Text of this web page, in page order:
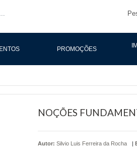
PROMOÇÕES
NOÇÕES
Autor: Silvio Luis Ferreira da Rocha |